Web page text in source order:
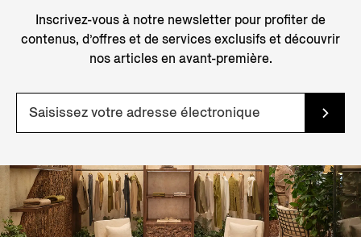
Inscrivez-vous à notre newsletter pour profiter de
contenus, d’offres et de services exclusifs et découvrir
nos articles en avant-première.